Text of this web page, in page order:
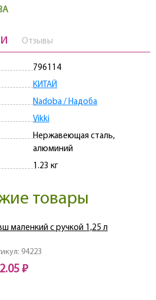
Отзывы
796114
КИТАЙ
Nadoba / Надоба
Vikki
Нержавеющая сталь,
алюминий
1.23 кг
товары
94223
маленкий с ручкой 1,25 л
₽